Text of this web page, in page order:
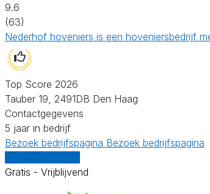
9.6
(63)
Nederhof hoveniers is een hoveniersbedrijf
Top Score 2026
Tauber 19, 2491DB Den Haag
Contactgegevens
5 jaar in bedrijf
Bezoek bedrijfspagina Bezoek bedrijfspagina
Gratis - Vrijblijvend